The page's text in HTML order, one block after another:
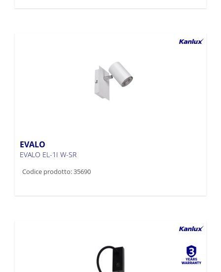
EVALO
EVALO EL-1I W-SR
Codice prodotto: 35690